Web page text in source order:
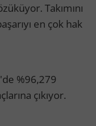
Takımını
en çok hak
%96,279
çıkıyor.